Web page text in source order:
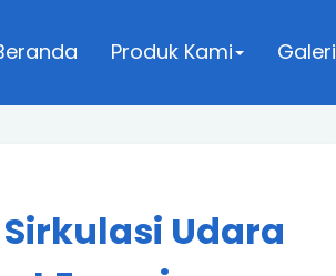
Produk Kami Galeri
Udara